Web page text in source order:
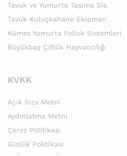
Tavuk ve Yumurta Taşıma Sis.
Tavuk Kuluçkahane Ekipman
Kümes Yumurta Folluk Sistemleri
Büyükbaş Çiftlik Hayvancılığı
KVKK
Açık Rıza Metni
Aydınlatma Metni
Çerez Politikası
Gizlilik Politikası